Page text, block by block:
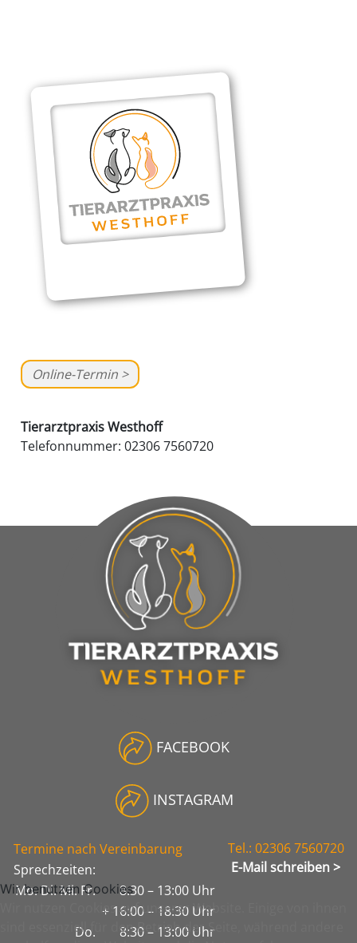
Online-Termin >
Tierarztpraxis Westhoff
Telefonnummer: 02306 7560720
FACEBOOK
INSTAGRAM
Termine nachVereinbarung
Sprechzeiten:
Mo. Di. Mi. Fr.
8:30 – 13:00 Uhr
+ 16:00 – 18:30 Uhr
Do.
8:30 – 13:00 Uhr
Tel.: 02306 7560720
E-Mail schreiben >
Wir benutzen Cookies
Wir nutzen Cookies auf unserer Website. Einige von ihnen
sind essenziell für den Betrieb der Seite, während andere